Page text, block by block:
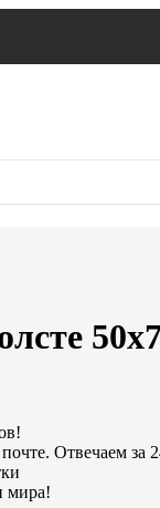
Отвечаем за
мира!